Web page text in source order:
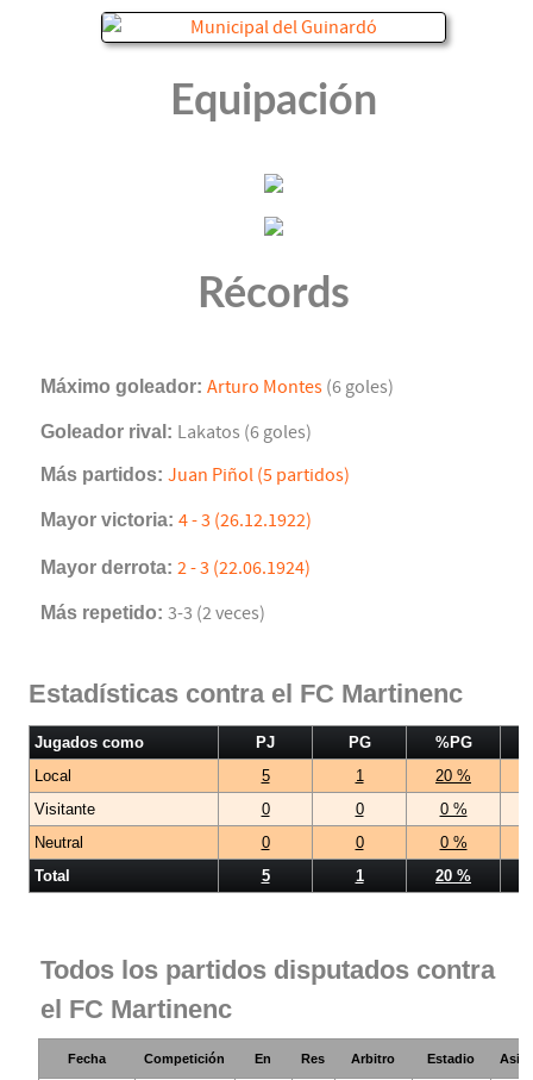
Equipación
Récords
Máximo goleador: Arturo Montes (6 goles)
Goleador rival: Lakatos (6 goles)
Más partidos: Juan Piñol (5 partidos)
Mayor victoria: 4 - 3 (26.12.1922)
Mayor derrota: 2 - 3 (22.06.1924)
Más repetido: 3-3 (2 veces)
Estadísticas contra el FC Martinenc
Jugados como PJ PG
%PG
Local
5 1
20 %
Visitante
0 0
0 %
Neutral
0 0
0 %
Total
5 1 20 %
Todos los partidos disputados contra
el FC Martinenc
Fecha Competición En Res Arbitro Estadio